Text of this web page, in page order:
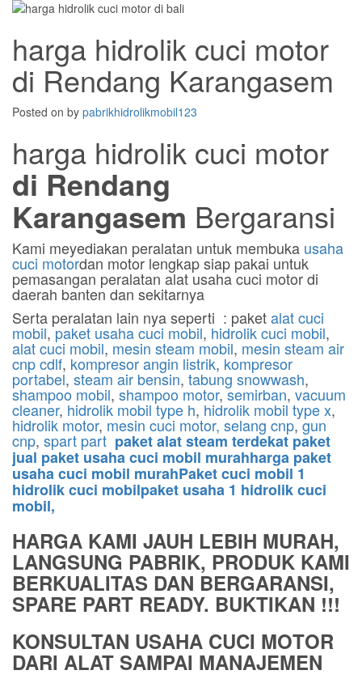
harga hidrolik cuci motor
di Rendang Karangasem
Posted on by pabrikhidrolikmobil123
harga hidrolik cuci motor
di Rendang
Karangasem Bergaransi
Kami meyediakan peralatan untuk membuka usaha
cuci motordan motor lengkap siap pakai untuk
pemasangan peralatan alat usaha cuci motor di
daerah banten dan sekitarnya
Serta peralatan lain nya seperti : paketalat cuci
mobil,paket usaha cuci mobil, hidrolik cuci mobil,
alat cuci mobil, mesin steam mobil, mesin steam air
cnp cdlf, kompresor angin listrik, kompresor
portabel, steam air bensin, tabung snowwash,
shampoo mobil, shampoo motor,semirban, vacuum
cleaner, hidrolik mobil type h, hidrolik mobil type x,
hidrolik motor, mesin cuci motor, selang cnp,gun
cnp, spart part paket alat steam terdekat paket
jual paket usaha cuci mobil murahharga paket
usaha cuci mobil murahPaket cuci mobil 1
hidrolik cuci mobilpaket usaha 1 hidrolik cuci
mobil,
HARGA KAMI JAUH LEBIH MURAH,
LANGSUNG PABRIK, PRODUK KAMI
BERKUALITAS DAN BERGARANSI,
SPARE PART READY. BUKTIKAN !!!
KONSULTAN USAHA CUCI MOTOR
DARI ALAT SAMPAI MANAJEMEN